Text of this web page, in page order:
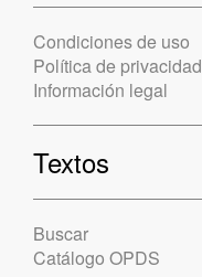
Condiciones de uso
Política de privacidad
Información legal
Textos
Buscar
Catálogo OPDS